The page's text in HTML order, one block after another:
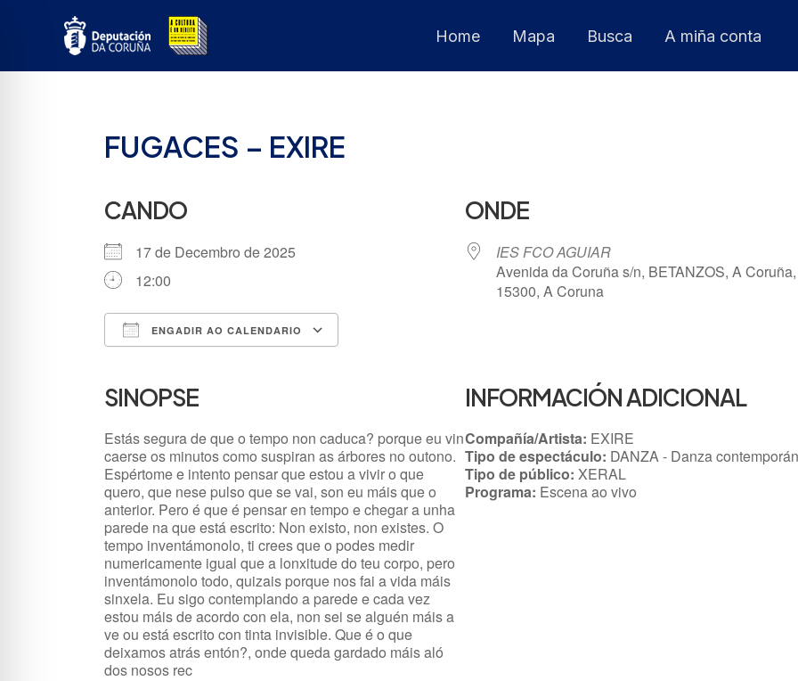
Home Mapa Busca A miña conta
FUGACES – EXIRE
CANDO
17 de Decembro de 2025
12:00
ENGADIR AO CALENDARIO
ONDE
IES FCO AGUIAR
Avenida da Coruña s/n, BETANZOS, A Coruña,
15300, A Coruna
SINOPSE
Estás segura de que o tempo non caduca? porque eu vin
caerse os minutos como suspiran as árbores no outono.
Espértome e intento pensar que estou a vivir o que
quero, que nese pulso que se vai, son eu máis que o
anterior. Pero é que é pensar en tempo e chegar a unha
parede na que está escrito: Non existo, non existes. O
tempo inventámonolo, ti crees que o podes medir
numericamente igual que a lonxitude do teu corpo, pero
inventámonolo todo, quizais porque nos fai a vida máis
sinxela. Eu sigo contemplando a parede e cada vez
estou máis de acordo con ela, non sei se alguén máis a
ve ou está escrito con tinta invisible. Que é o que
deixamos atrás entón?, onde queda gardado máis aló
dos nosos rec
INFORMACIÓN ADICIONAL
Compañía/Artista: EXIRE
Tipo de espectáculo: DANZA - Danza
Tipo de público: XERAL
Programa: Escena ao vivo